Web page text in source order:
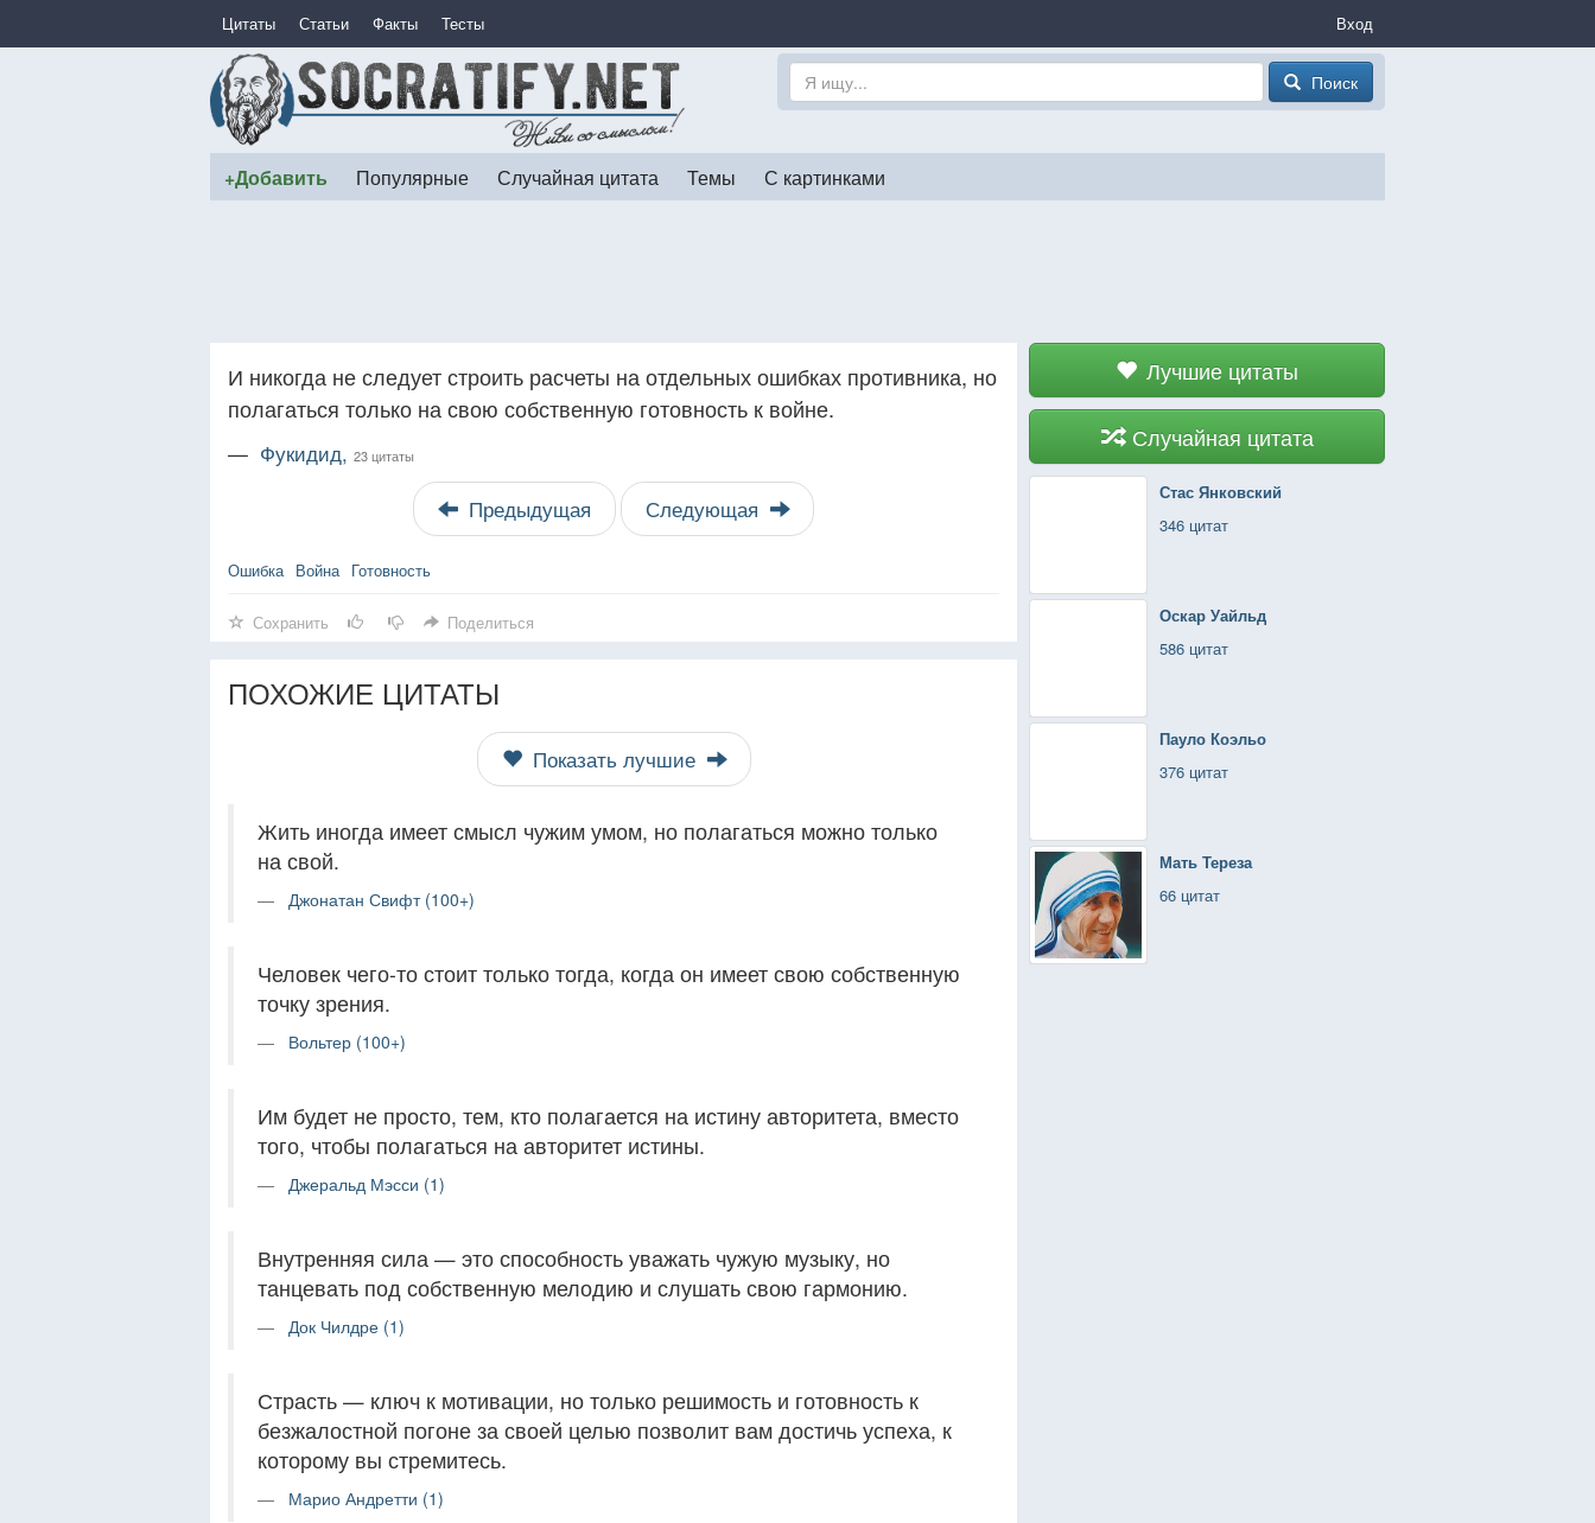
Цитаты Статьи Факты Тесты Вход
Поиск
+Добавить Популярные Случайная цитата Темы С картинками
Лучшие цитаты
Случайная цитата
Стас Янковский
346 цитат
Оскар Уайльд
586 цитат
Пауло Коэльо
376 цитат
Мать Тереза
66 цитат
И никогда не следует строить расчеты на отдельных ошибках противника, но
полагаться только на свою собственную готовность к войне.
— Фукидид, 23 цитаты
Предыдущая Следующая
Ошибка Война Готовность
Сохранить Поделиться
ПОХОЖИЕ ЦИТАТЫ
Показать лучшие
Жить иногда имеет смысл чужим умом, но полагаться можно только
на свой.
Джонатан Свифт (100+)
Человек чего-то стоит только тогда, когда он имеет свою собственную
точку зрения.
Вольтер (100+)
Им будет не просто, тем, кто полагается на истину авторитета, вместо
того, чтобы полагаться на авторитет истины.
Джеральд Мэсси (1)
Внутренняя сила — это способность уважать чужую музыку, но
танцевать под собственную мелодию и слушать свою гармонию.
Док Чилдре (1)
Страсть — ключ к мотивации, но только решимость и готовность к
безжалостной погоне за своей целью позволит вам достичь успеха, к
которому вы стремитесь.
Марио Андретти (1)